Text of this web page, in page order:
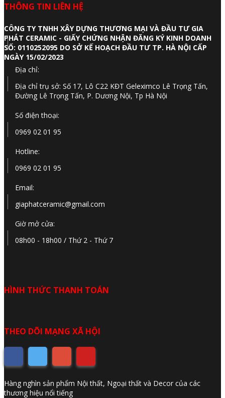
THÔNG TIN LIÊN HỆ
CÔNG TY TNHH XÂY DỰNG THƯƠNG MẠI VÀ ĐẦU TƯ GIA
PHÁT CERAMIC - GIẤY CHỨNG NHẬN ĐĂNG KÝ KINH DOANH
SỐ: 0110252095 DO SỞ KẾ HOẠCH ĐẦU TƯ TP. HÀ NỘI CẤP
NGÀY 15/02/2023
Địa chỉ:
Địa chỉ trụ sở: Số 17, Lô C22 KĐT Geleximco Lê Trọng Tấn,
Đường Lê Trọng Tấn, P. Dương Nội, Tp Hà Nội
Số điện thoại:
0969 02 01 95
Hotline:
0969 02 01 95
Email:
giaphatceramic@gmail.com
Giờ mở cửa:
08h00 - 18h00 / Thứ 2 - Thứ 7
HÌNH THỨC THANH TOÁN
THEO DÕI MẠNG XÃ HỘI
Hàng nghìn sản phẩm Nội thất, Ngoại thất và Decor của các
thương hiệu nổi tiếng